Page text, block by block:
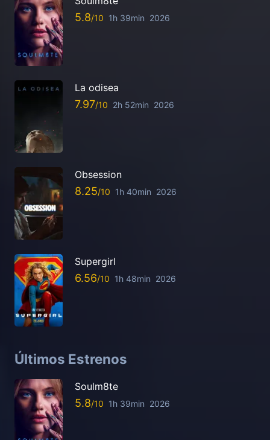
5.8 1h 39min 2026
La odisea
7.97 2h 52min 2026
Obsession
8.25 1h 40min 2026
Supergirl
6.56 1h 48min 2026
Últimos Estrenos
Soulm8te
5.8 1h 39min 2026